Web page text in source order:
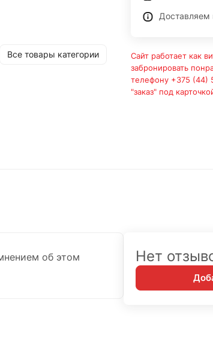
Все товары категории
Сайт работает как
забронировать
телефону +375 (44)
"заказ" под
об этом
Нет